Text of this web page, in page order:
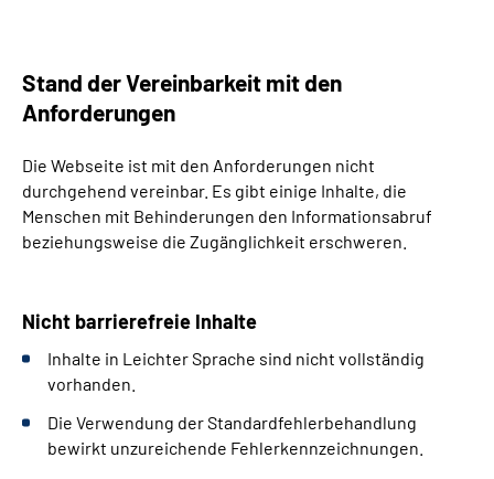
Stand der Vereinbarkeit mit den
Anforderungen
Die Webseite ist mit den Anforderungen nicht
durchgehend vereinbar. Es gibt einige Inhalte, die
Menschen mit Behinderungen den Informationsabruf
beziehungsweise die Zugänglichkeit erschweren.
Nicht barrierefreie Inhalte
Inhalte in Leichter Sprache sind nicht vollständig
vorhanden.
Die Verwendung der Standardfehlerbehandlung
bewirkt unzureichende Fehlerkennzeichnungen.